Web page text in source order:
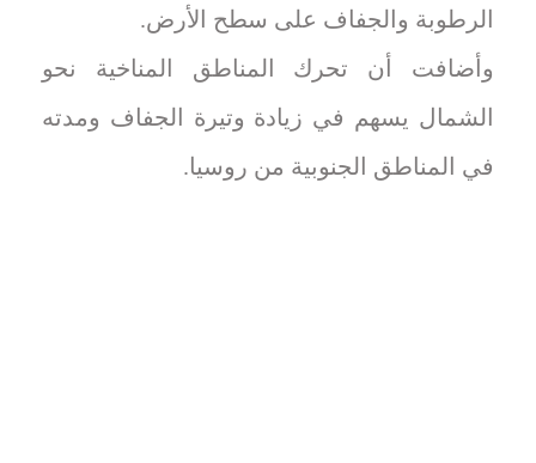
الرطوبة والجفاف على سطح الأرض.
وأضافت أن تحرك المناطق المناخية نحو
الشمال يسهم في زيادة وتيرة الجفاف ومدته
في المناطق الجنوبية من روسيا.